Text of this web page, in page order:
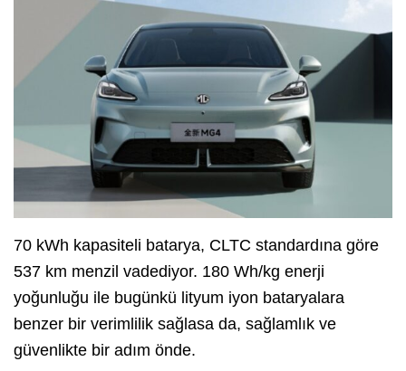
70 kWh kapasiteli batarya, CLTC standardına göre
537 km menzil vadediyor. 180 Wh/kg enerji
yoğunluğu ile bugünkü lityum iyon bataryalara
benzer bir verimlilik sağlasa da, sağlamlık ve
güvenlikte bir adım önde.